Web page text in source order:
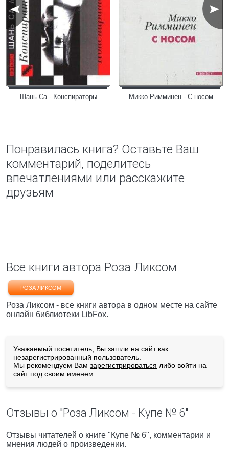
Шань Са - Конспираторы Микко Римминен - С носом
Понравилась книга? Оставьте Ваш
комментарий, поделитесь
впечатлениями или расскажите
друзьям
Все книги автора Роза Ликсом
РОЗА ЛИКСОМ
Роза Ликсом - все книги автора в одном месте на сайте
онлайн библиотеки LibFox.
Уважаемый посетитель, Вы зашли на сайт как
незарегистрированный пользователь.
Мы рекомендуем Вам зарегистрироваться либо войти на
сайт под своим именем.
Отзывы о "Роза Ликсом - Купе № 6"
Отзывы читателей о книге "Купе № 6", комментарии и
мнения людей о произведении.